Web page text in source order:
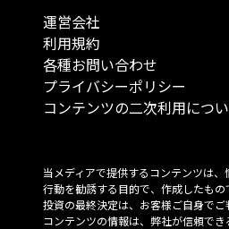
運営会社
利用規約
各種お問い合わせ
プライバシーポリシー
コンテンツの二次利用につ
当メディアで提供するコンテンツは
行動を勧誘する目的で、作成したも
投資の最終決定は、お客様ご自身で
コンテンツの情報は、弊社が信頼で